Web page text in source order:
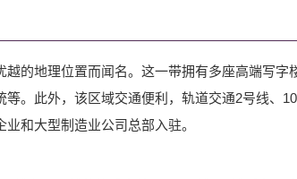
的地理位置而闻名。这一带拥有多座高端写
。此外，该区域交通便利，轨道交通2号线、
和大型制造业公司总部入驻。